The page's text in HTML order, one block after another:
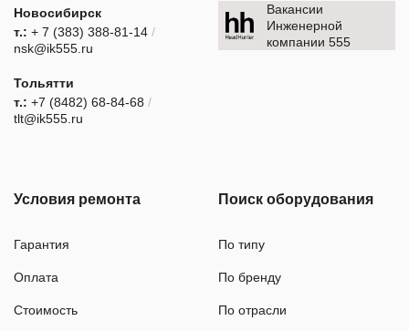
Новосибирск
т.: + 7 (383) 388-81-14 /
nsk@ik555.ru
Тольятти
т.: +7 (8482) 68-84-68 /
tlt@ik555.ru
Вакансии
Инженерной
компании 555
Условия ремонта
Гарантия
Оплата
Стоимость
Поиск оборудования
По типу
По бренду
По отрасли